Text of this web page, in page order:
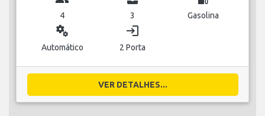
4 3 Gasolina
miscellaneous_services
Automático
login
2 Porta
VER DETALHES...